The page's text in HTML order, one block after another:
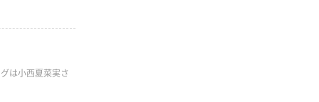
は小西夏菜実さ